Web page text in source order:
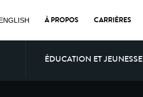
À PROPOS CARRIÈRES
ÉDUCATION ET JEUNESSE